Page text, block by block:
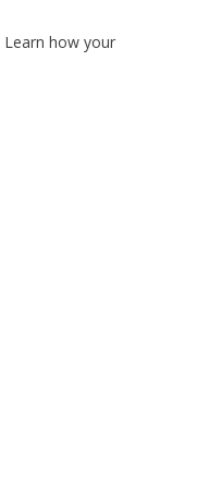
Learn how your